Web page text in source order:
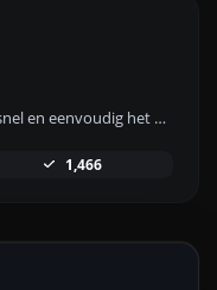
Gebruik de reverse IP lookup tool om snel en eenvoudig het domein of de host te vinden die aan een IP-adres is gekoppeld.
1,466